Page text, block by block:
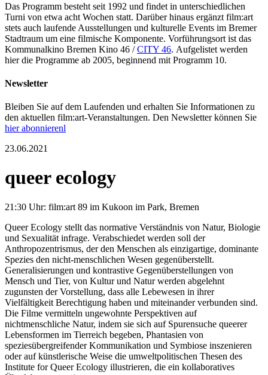
Das Programm besteht seit 1992 und findet in unterschiedlichen
Turni von etwa acht Wochen statt. Darüber hinaus ergänzt film:art
stets auch laufende Ausstellungen und kulturelle Events im Bremer
Stadtraum um eine filmische Komponente. Vorführungsort ist das
Kommunalkino Bremen Kino 46 /CITY 46. Aufgelistet werden
hier die Programme ab 2005, beginnend mit Programm 10.
Newsletter
Bleiben Sie auf dem Laufenden und erhalten Sie Informationen zu
den aktuellen film:art-Veranstaltungen. Den Newsletter können Sie
hier abonnierenl
23.06.2021
queer ecology
21:30 Uhr: film:art 89 im Kukoon im Park, Bremen
Queer Ecology stellt das normative Verständnis von Natur, Biologie
und Sexualität infrage. Verabschiedet werden soll der
Anthropozentrismus, der den Menschen als einzigartige, dominante
Spezies den nicht-menschlichen Wesen gegenüberstellt.
Generalisierungen und kontrastive Gegenüberstellungen von
Mensch und Tier, von Kultur und Natur werden abgelehnt
zugunsten der Vorstellung, dass alle Lebewesen in ihrer
Vielfältigkeit Berechtigung haben und miteinander verbunden sind.
Die Filme vermitteln ungewohnte Perspektiven auf
nichtmenschliche Natur, indem sie sich auf Spurensuche queerer
Lebensformen im Tierreich begeben, Phantasien von
speziesübergreifender Kommunikation und Symbiose inszenieren
oder auf künstlerische Weise die umweltpolitischen Thesen des
Institute for Queer Ecology illustrieren, die ein kollaboratives